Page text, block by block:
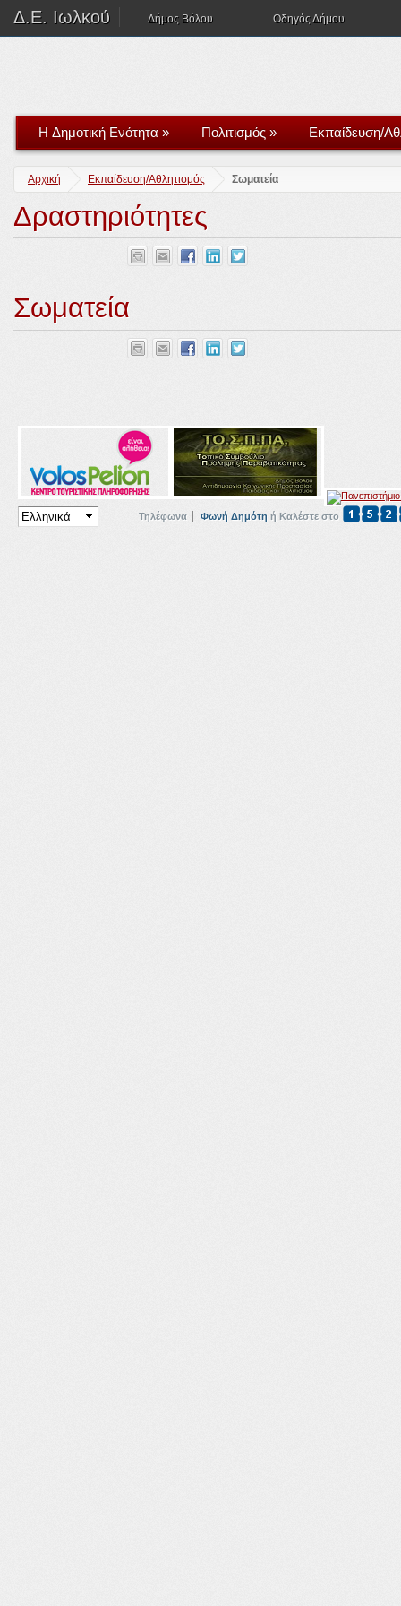
Δ.Ε. Ιωλκού Δήμος Βόλου Οδηγός Δήμου
H Δημοτική Ενότητα » Πολιτισμός » Εκπαίδευση/
Αρχική Εκπαίδευση/Αθλητισμός Σωματεία
Δραστηριότητες
Σωματεία
Τηλέφωνα Φωνή Δημότη ή Καλέστε στο